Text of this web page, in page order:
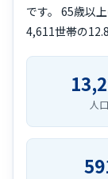
です。 65歳以
4,611世帯の
人口